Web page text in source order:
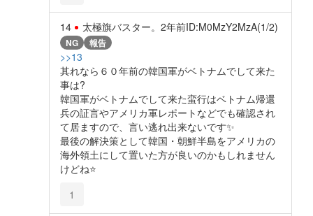
14 太極旗バスター。 2年前ID:M0MzY2MzA(1/2)
NG 報告
>>13
其れなら６０年前の韓国軍がベトナムでして来た
事は?
韓国軍がベトナムでして来た蛮行はベトナム帰還
兵の証言やアメリカ軍レポートなどでも確認され
て居ますので、言い逃れ出来ないです✨
最後の解決策として韓国・朝鮮半島をアメリカの
海外領土にして置いた方が良いのかもしれません
けどね⭐
1